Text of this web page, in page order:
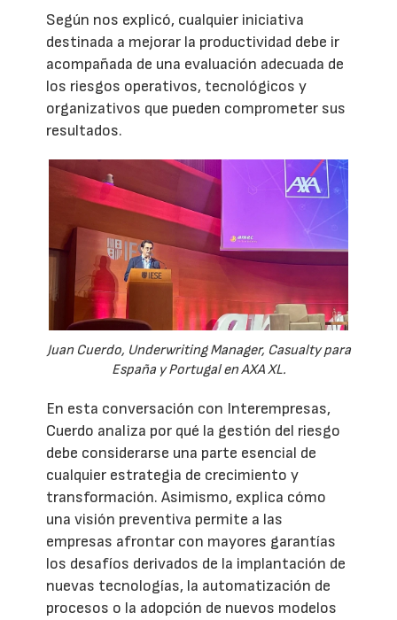
Según nos explicó, cualquier iniciativa
destinada a mejorar la productividad debe ir
acompañada de una evaluación adecuada de
los riesgos operativos, tecnológicos y
organizativos que pueden comprometer sus
resultados.
Juan Cuerdo, Underwriting Manager, Casualty para
España y Portugal en AXA XL.
En esta conversación con Interempresas,
Cuerdo analiza por qué la gestión del riesgo
debe considerarse una parte esencial de
cualquier estrategia de crecimiento y
transformación. Asimismo, explica cómo
una visión preventiva permite a las
empresas afrontar con mayores garantías
los desafíos derivados de la implantación de
nuevas tecnologías, la automatización de
procesos o la adopción de nuevos modelos